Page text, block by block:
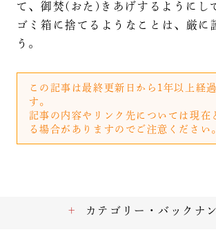
て、御焚(おた)きあげするようにし
ゴミ箱に捨てるようなことは、厳に
う。
この記事は最終更新日から1年以上経
す。
記事の内容やリンク先については現在
る場合がありますのでご注意ください
カテゴリー・バックナ